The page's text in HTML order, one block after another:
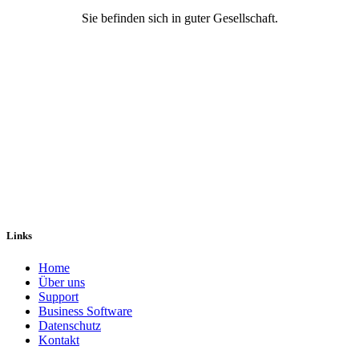
Sie befinden sich in guter Gesellschaft.
Links
Home
Über uns
Sup​port
Business Software
Datenschutz
Kontakt